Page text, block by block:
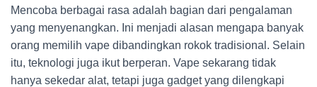
Mencoba berbagai rasa adalah bagian dari pengalaman
yang menyenangkan. Ini menjadi alasan mengapa banyak
orang memilih vape dibandingkan rokok tradisional. Selain
itu, teknologi juga ikut berperan. Vape sekarang tidak
hanya sekedar alat, tetapi juga gadget yang dilengkapi